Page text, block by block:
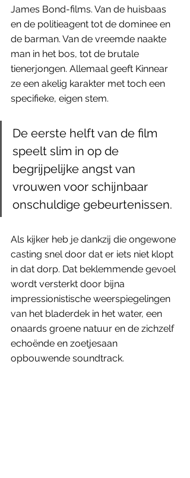
James Bond-films. Van de huisbaas
en de politieagent tot de dominee en
de barman. Van de vreemde naakte
man in het bos, tot de brutale
tienerjongen. Allemaal geeft Kinnear
ze een akelig karakter met toch een
specifieke, eigen stem.
De eerste helft van de film
speelt slim in op de
begrijpelijke angst van
vrouwen voor schijnbaar
onschuldige gebeurtenissen.
Als kijker heb je dankzij die ongewone
casting snel door dat er iets niet klopt
in dat dorp. Dat beklemmende gevoel
wordt versterkt door bijna
impressionistische weerspiegelingen
van het bladerdek in het water, een
onaards groene natuur en de zichzelf
echoënde en zoetjesaan
opbouwende soundtrack.